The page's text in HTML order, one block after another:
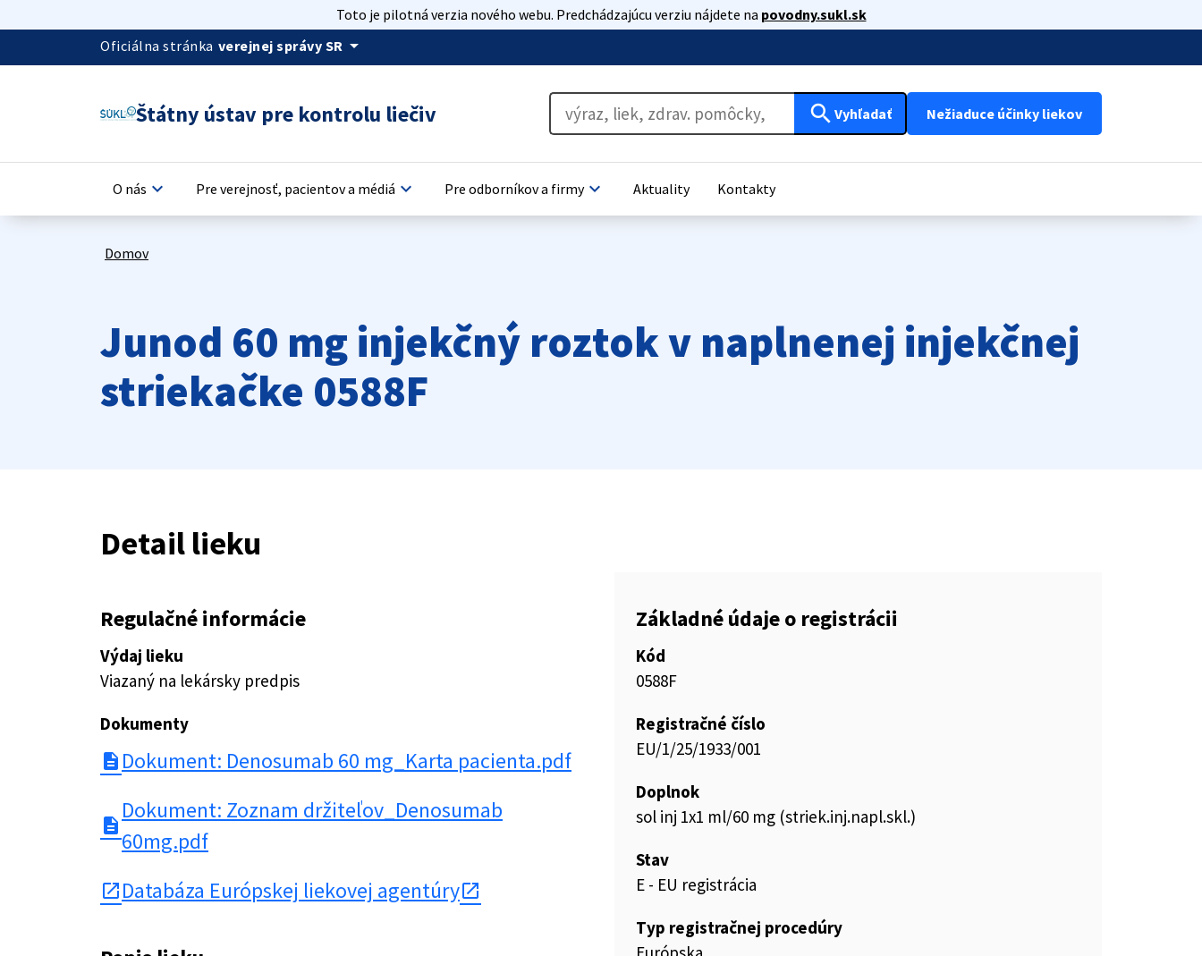
Toto je pilotná verzia nového webu. Predchádzajúcu verziu nájdete na povodny.sukl.sk
Oficiálna stránka verejnej správy SR arrow_drop_down
Štátny ústav pre kontrolu liečiv search Vyhľadať Nežiaduce účinky liekov
O nás keyboard_arrow_down Pre verejnosť, pacientov a médiá keyboard_arrow_down Pre odborníkov a firmykeyboard_arrow_down Aktuality Kontakty
Domov
Junod 60 mg injekčný roztok v naplnenej injekčnej
striekačke 0588F
Detail lieku
Regulačné informácie
Výdaj lieku
Viazaný na lekársky predpis
Dokumenty
description Dokument: Denosumab 60 mg_Karta pacienta.pdf
description
Dokument: Zoznam držiteľov_Denosumab
60mg.pdf
open_in_new Databáza Európskej liekovej agentúry
Základné údaje o registrácii
Kód
0588F
Registračné číslo
EU/1/25/1933/001
Doplnok
sol inj 1x1 ml/60 mg (striek.inj.napl.skl.)
Stav
E - EU registrácia
Typ registračnej procedúry